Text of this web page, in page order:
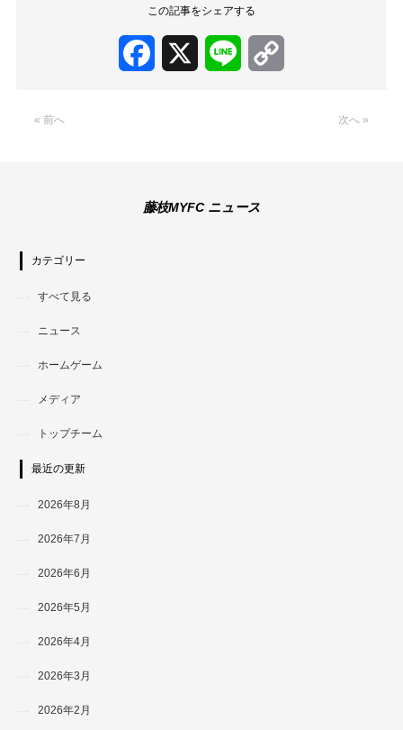
この記事をシェアする
Facebook Line
« 前へ 次へ »
藤枝MYFC ニュース
カテゴリー
すべて見る
ニュース
ホームゲーム
メディア
トップチーム
最近の更新
2026年8月
2026年7月
2026年6月
2026年5月
2026年4月
2026年3月
2026年2月